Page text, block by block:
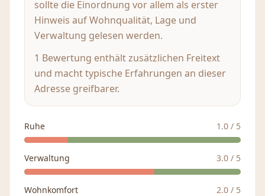
sollte die Einordnung vor allem als erster
Hinweis auf Wohnqualität, Lage und
Verwaltung gelesen werden.
1 Bewertung enthält zusätzlichen Freitext
und macht typische Erfahrungen an dieser
Adresse greifbarer.
Ruhe 1.0 / 5
Verwaltung 3.0 / 5
Wohnkomfort 2.0 / 5